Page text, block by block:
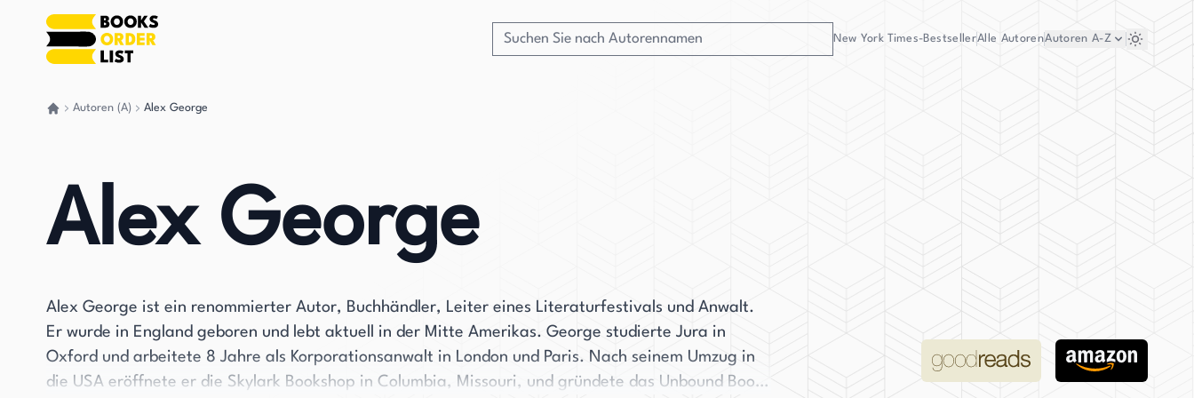
New York Times-BestsellerAlle AutorenAutoren A-Z
Autoren (A) Alex George
Alex George
Alex George ist ein renommierter Autor, Buchhändler, Leiter eines Literaturfestivals und Anwalt.
Er wurde in England geboren und lebt aktuell in der Mitte Amerikas. George studierte Jura in
Oxford und arbeitete 8 Jahre als Korporationsanwalt in London und Paris. Nach seinem Umzug in
die USA eröffnete er die Skylark Bookshop in Columbia, Missouri, und gründete das Unbound Book